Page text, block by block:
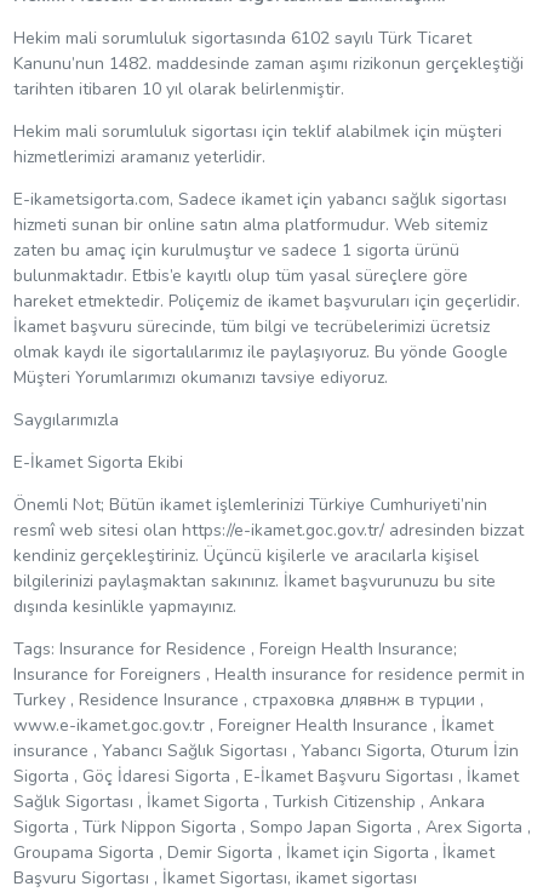
Hekim mali sorumluluk sigortasında 6102 sayılı Türk Ticaret
Kanunu’nun 1482. maddesinde zaman aşımı rizikonun gerçekleştiği
tarihten itibaren 10 yıl olarak belirlenmiştir.
Hekim mali sorumluluk sigortası için teklif alabilmek için müşteri
hizmetlerimizi aramanız yeterlidir.
E-ikametsigorta.com, Sadece ikamet için yabancı sağlık sigortası
hizmeti sunan bir online satın alma platformudur. Web sitemiz
zaten bu amaç için kurulmuştur ve sadece 1 sigorta ürünü
bulunmaktadır. Etbis’e kayıtlı olup tüm yasal süreçlere göre
hareket etmektedir. Poliçemiz de ikamet başvuruları için geçerlidir.
İkamet başvuru sürecinde, tüm bilgi ve tecrübelerimizi ücretsiz
olmak kaydı ile sigortalılarımız ile paylaşıyoruz. Bu yönde Google
Müşteri Yorumlarımızı okumanızı tavsiye ediyoruz.
Saygılarımızla
E-İkamet Sigorta Ekibi
Önemli Not; Bütün ikamet işlemlerinizi Türkiye Cumhuriyeti’nin
resmî web sitesi olan https://e-ikamet.goc.gov.tr/ adresinden bizzat
kendiniz gerçekleştiriniz. Üçüncü kişilerle ve aracılarla kişisel
bilgilerinizi paylaşmaktan sakınınız. İkamet başvurunuzu bu site
dışında kesinlikle yapmayınız.
Tags: Insurance for Residence , Foreign Health Insurance;
Insurance for Foreigners , Health insurance for residence permit in
Turkey , Residence Insurance , страховка длявнж в турции ,
www.e-ikamet.goc.gov.tr , Foreigner Health Insurance , İkamet
insurance , Yabancı Sağlık Sigortası , Yabancı Sigorta, Oturum İzin
Sigorta , Göç İdaresi Sigorta , E-İkamet Başvuru Sigortası , İkamet
Sağlık Sigortası , İkamet Sigorta , Turkish Citizenship , Ankara
Sigorta , Türk Nippon Sigorta , Sompo Japan Sigorta , Arex Sigorta ,
Groupama Sigorta , Demir Sigorta , İkamet için Sigorta , İkamet
Başvuru Sigortası , İkamet Sigortası, ikamet sigortası